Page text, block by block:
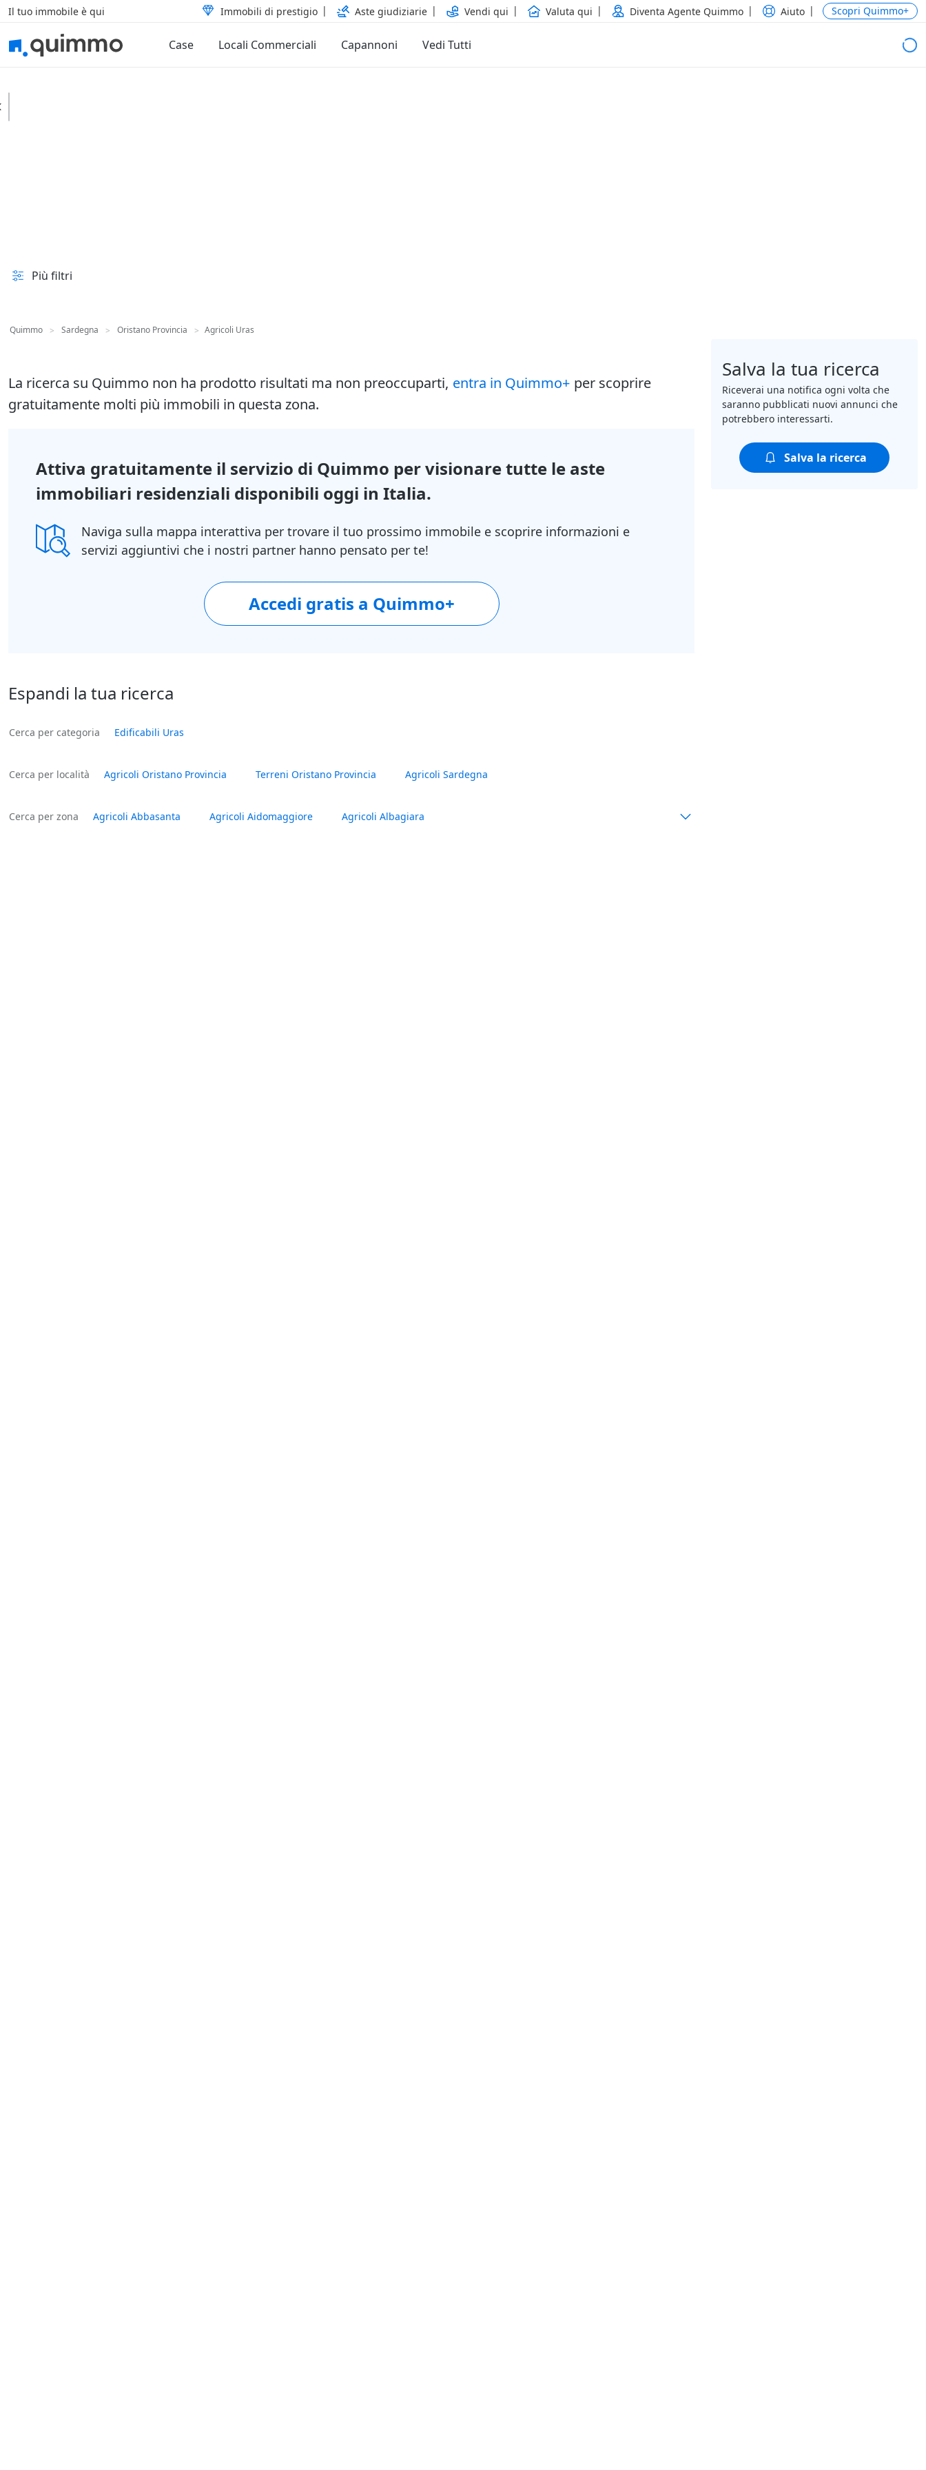
Il tuo immobile è qui Immobili di prestigio Aste giudiziarie Vendi qui Valuta qui Diventa Agente Quimmo Aiuto Scopri Quimmo+
Case Locali Commerciali Capannoni Vedi Tutti
Più filtri
Quimmo > Sardegna > Oristano Provincia > Agricoli Uras
La ricerca su Quimmo non ha prodotto risultati ma non preoccuparti, entra in Quimmo+ per scoprire
gratuitamente molti più immobili in questa zona.
Attiva gratuitamente il servizio di Quimmo per visionare tutte le aste
immobiliari residenziali disponibili oggi in Italia.
Naviga sulla mappa interattiva per trovare il tuo prossimo immobile e scoprire informazioni e
servizi aggiuntivi che i nostri partner hanno pensato per te!
Accedi gratis a Quimmo+
Espandi la tua ricerca
Cerca per categoria Edificabili Uras
Cerca per località Agricoli Oristano Provincia Terreni Oristano Provincia Agricoli Sardegna
Cerca per zona Agricoli Abbasanta Agricoli Aidomaggiore Agricoli Albagiara
Salva la tua ricerca
Riceverai una notifica ogni volta che
saranno pubblicati nuovi annunci che
potrebbero interessarti.
Salva la ricerca